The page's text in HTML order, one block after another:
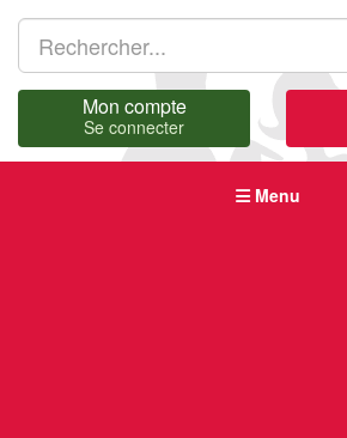
Mon compte
Se connecter
Menu